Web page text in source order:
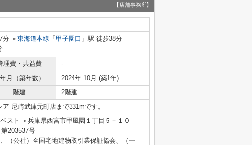
【店舗事務所】
分 東海道本線 「 甲子園口 」駅 徒歩38分
理費・共益費
-
月（築年数）
2024年 10月 (築1年)
階建
2階建
尼崎武庫元町店まで331mです。
スト
兵庫県西宮市甲風園１丁目５－１０
203537号
（公社）全国宅地建物取引業保証協会、（一